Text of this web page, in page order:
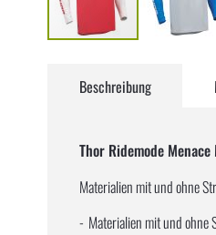
Beschreibung
Thor Ridemode
Materialien mit und ohne
Materialien mit und